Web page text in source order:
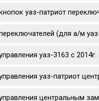
уаз-патриот
(для а/м уаз
уаз-3163 с
уаз-патриот
центральным